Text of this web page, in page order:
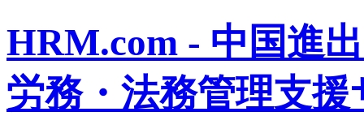
HRM.com - 中国進
労務・法務管理支援